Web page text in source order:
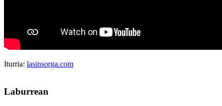
Iturria: lasinsorga.com
Laburrean